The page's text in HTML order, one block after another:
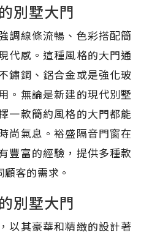
別墅大門
調線條流暢、色彩搭配簡
代感。這種風格的大門通
鏽鋼、鋁合金或是強化玻
。無論是新建的現代別墅
一款簡約風格的大門都能
尚氣息。裕盛隔音門窗在
豐富的經驗，提供多種款
客的需求。
別墅大門
以其豪華和精緻的設計著